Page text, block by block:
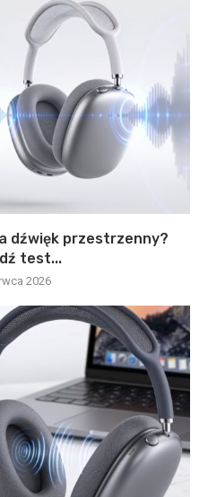
dźwięk przestrzenny?
test...
2026